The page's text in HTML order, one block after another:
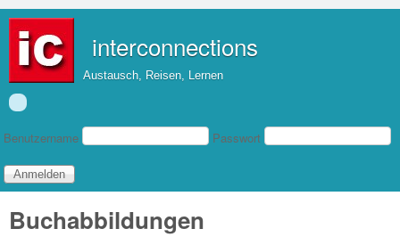
interconnections
Austausch, Reisen, Lernen
Benutzeranmeldung
Benutzername Passwort
Buchabbildungen